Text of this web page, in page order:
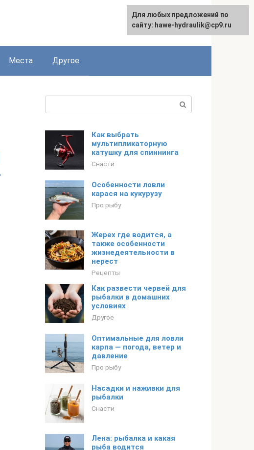
Места Другое
Как выбрать
мультипликаторную
катушку для спиннинга
Снасти
Особенности ловли
карася на кукурузу
Про рыбу
Жерех где водится, а
также особенности
жизнедеятельности в
нерест
Рецепты
Как развести червей для
рыбалки в домашних
условиях
Другое
Оптимальные для ловли
карпа — погода, ветер и
давление
Про рыбу
Насадки и наживки для
рыбалки
Снасти
Лена: рыбалка и какая
рыба водится
Для любых предложений по
сайту: hawe-hydraulik@cp9.ru